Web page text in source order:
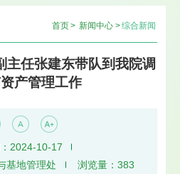
首页> 新闻中心 >综合新闻
主任张建东带队到我院调
产管理工作
2024-10-17
基地管理处
浏览量： 383